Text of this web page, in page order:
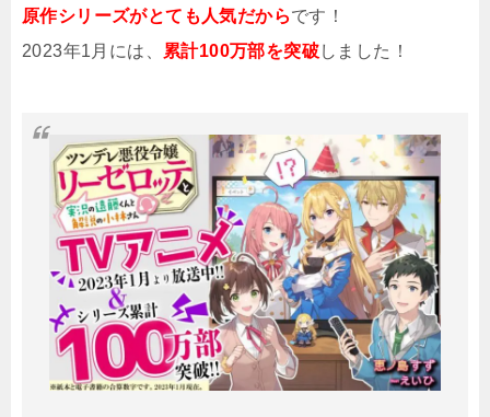
原作シリーズがとても人気だからです！
2023年1月には、
累計100万部を突破しました！